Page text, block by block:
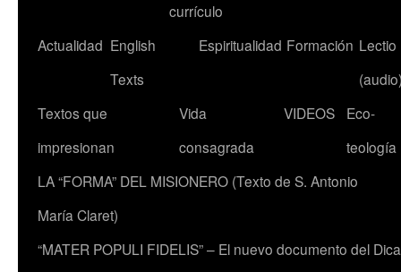
currículo
Actualidad English
Texts
Espiritualidad Formación Lectio
Textos que
impresionan
Vida
consagrada
VIDEOS
Eco-
teología
LA “FORMA” DEL MISIONERO (Texto de S. Antonio
María Claret)
“MATER POPULI FIDELIS” – El nuevo documento del